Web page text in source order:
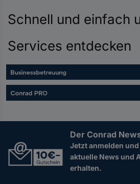
Schnell und einfach
Services entdecken
Der Conrad
Jetzt anmelden
aktuelle News und
erhalten.